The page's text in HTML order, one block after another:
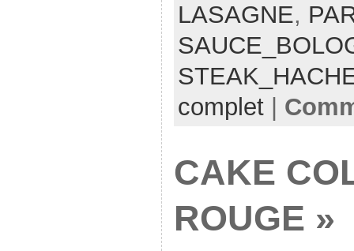
LASAGNE,
complet|
CAKE
ROUGE »